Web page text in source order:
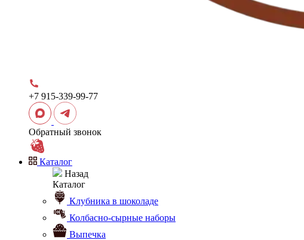
+7 915-339-99-77
Обратный звонок
Каталог
Назад
Каталог
Клубника в шоколаде
Колбасно-сырные наборы
Выпечка